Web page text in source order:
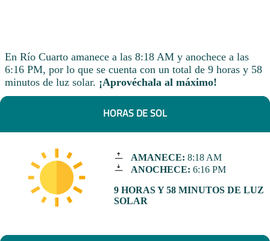
En Río Cuarto amanece a las 8:18 AM y anochece a las
6:16 PM, por lo que se cuenta con un total de 9 horas y 58
minutos de luz solar. ¡Aprovéchala al máximo!
HORAS DE SOL
AMANECE: 8:18 AM
ANOCHECE: 6:16 PM
9 HORAS Y 58 MINUTOS DE LUZ
SOLAR